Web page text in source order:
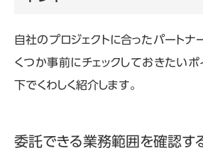
自社のプロジェクトに合ったパートナ
くつか事前にチェックしておきたいポ
下でくわしく紹介します。
委託できる業務範囲を確認す